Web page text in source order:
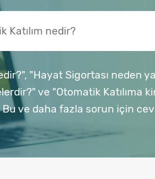
"Hayat Sigortası neden
ve "Otomatik Katılıma
ve daha fazla sorun için